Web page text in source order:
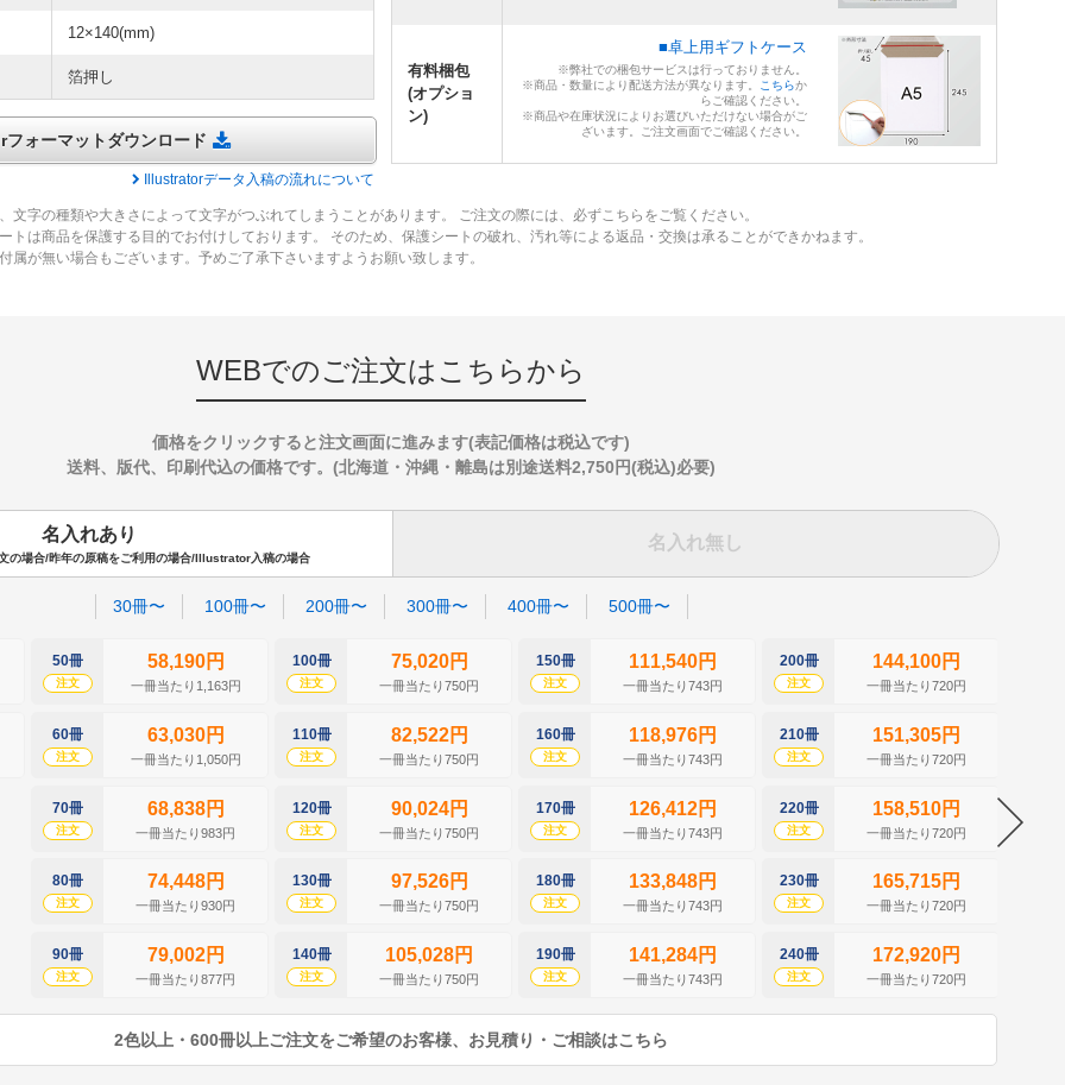
12×140(mm)
箔押し
ォーマットダウンロード
Illustratorデータ入稿の流れについて
有料梱包
(オプショ
ン)
■卓上用ギフトケース
※弊社での梱包サービスは行っておりません。
※商品・数量により配送方法が異なります。
こちらか
らご確認ください。
※商品や在庫状況によりお選びいただけない場合がご
ざいます。ご注文画面でご確認ください。
字の種類や大きさによって文字がつぶれてしまうことがあります。 ご注文の際には、必ずこちらをご覧ください。
は商品を保護する目的でお付けしております。 そのため、保護シートの破れ、汚れ等による返品・交換は承ることができかねます。
属が無い場合もございます。予めご了承下さいますようお願い致します。
WEBでのご注文はこちらから
価格をクリックすると注文画面に進みます(表記価格は税込です)
送料、版代、印刷代込の価格です。(北海道・沖縄・離島は別途送料2,750円(税込)必要)
名入れあり
の場合/昨年の原稿をご利用の場合/Illustrator入稿の場合
名入れ無し
30冊〜 100冊〜 200冊〜 300冊〜 400冊〜 500冊〜
50冊
注文
58,190円
一冊当たり1,163円
60冊
注文
63,030円
一冊当たり1,050円
70冊
注文
68,838円
一冊当たり983円
80冊
注文
74,448円
一冊当たり930円
90冊
注文
79,002円
一冊当たり877円
100冊
注文
75,020円
一冊当たり750円
110冊
注文
82,522円
一冊当たり750円
120冊
注文
90,024円
一冊当たり750円
130冊
注文
97,526円
一冊当たり750円
140冊
注文
105,028円
一冊当たり750円
150冊
注文
111,540円
一冊当たり743円
160冊
注文
118,976円
一冊当たり743円
170冊
注文
126,412円
一冊当たり743円
180冊
注文
133,848円
一冊当たり743円
190冊
注文
141,284円
一冊当たり743円
200冊
注文
144,100円
一冊当たり720円
210冊
注文
151,305円
一冊当たり720円
220冊
注文
158,510円
一冊当たり720円
230冊
注文
165,715円
一冊当たり720円
240冊
注文
172,920円
一冊当たり720円
2色以上・600冊以上ご注文をご希望のお客様、お見積り・ご相談はこちら